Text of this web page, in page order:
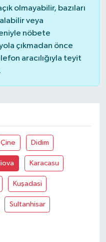
olmayabilir, bazıları
veya
nöbete
çıkmadan önce
aracılığıyla teyit
Çine Didim
Karacasu
Kuşadasi
Sultanhisar